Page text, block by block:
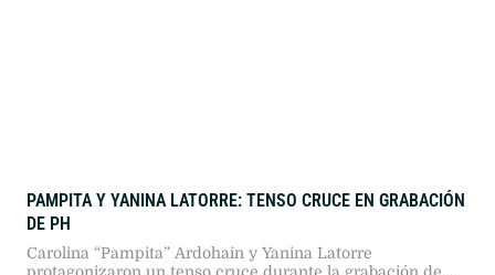
PAMPITA Y YANINA LATORRE: TENSO CRUCE EN GRABACIÓN
DE PH
Carolina “Pampita” Ardohain y Yanina Latorre
protagonizaron un tenso cruce durante la grabación de